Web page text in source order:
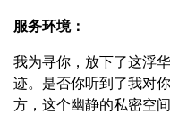
服务环境：
我为寻你，放下了这浮
迹。是否你听到了我对
方，这个幽静的私密空